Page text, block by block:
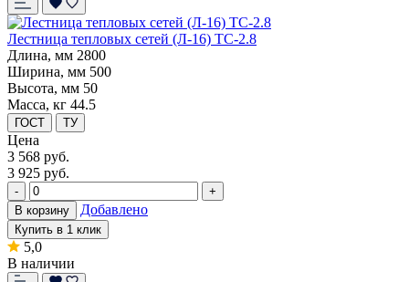
Лестница тепловых сетей (Л-16) ТС-2.8
Длина, мм 2800
Ширина, мм 500
Высота, мм 50
Масса, кг 44.5
ГОСТ ТУ
Цена
3 568 руб.
3 925 руб.
-
+
В корзину
Добавлено
Купить в 1 клик
5,0
В наличии